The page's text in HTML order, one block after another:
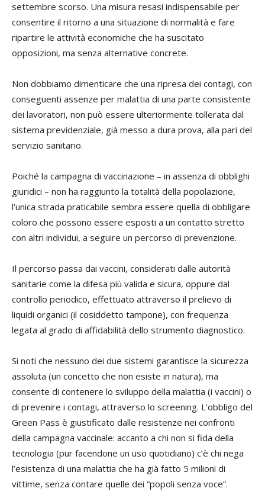
settembre scorso. Una misura resasi indispensabile per
consentire il ritorno a una situazione di normalità e fare
ripartire le attività economiche che ha suscitato
opposizioni, ma senza alternative concrete.
Non dobbiamo dimenticare che una ripresa dei contagi, con
conseguenti assenze per malattia di una parte consistente
dei lavoratori, non può essere ulteriormente tollerata dal
sistema previdenziale, già messo a dura prova, alla pari del
servizio sanitario.
Poiché la campagna di vaccinazione – in assenza di obblighi
giuridici – non ha raggiunto la totalità della popolazione,
l’unica strada praticabile sembra essere quella di obbligare
coloro che possono essere esposti a un contatto stretto
con altri individui, a seguire un percorso di prevenzione.
Il percorso passa dai vaccini, considerati dalle autorità
sanitarie come la difesa più valida e sicura, oppure dal
controllo periodico, effettuato attraverso il prelievo di
liquidi organici (il cosiddetto tampone), con frequenza
legata al grado di affidabilità dello strumento diagnostico.
Si noti che nessuno dei due sistemi garantisce la sicurezza
assoluta (un concetto che non esiste in natura), ma
consente di contenere lo sviluppo della malattia (i vaccini) o
di prevenire i contagi, attraverso lo screening. L’obbligo del
Green Pass è giustificato dalle resistenze nei confronti
della campagna vaccinale: accanto a chi non si fida della
tecnologia (pur facendone un uso quotidiano) c’è chi nega
l’esistenza di una malattia che ha già fatto 5 milioni di
vittime, senza contare quelle dei “popoli senza voce”.